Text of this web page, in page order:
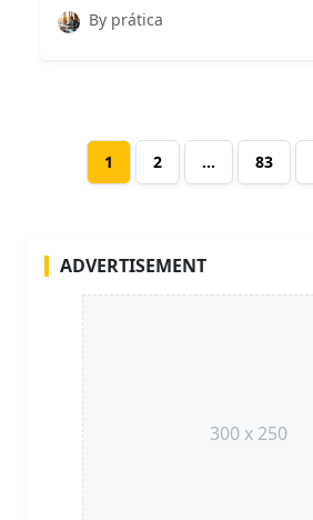
By prática
1 2 … 83
ADVERTISEMENT
300 x 250